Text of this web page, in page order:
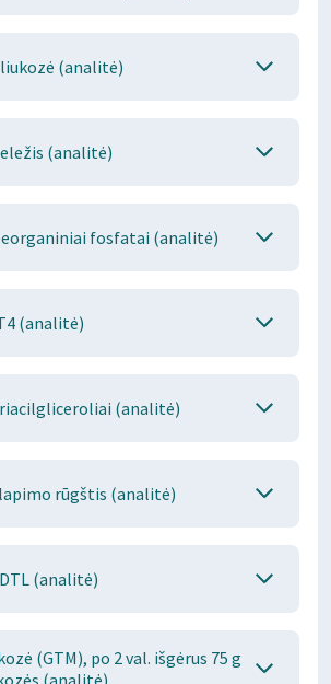
(analitė)
(analitė)
fosfatai (analitė)
(analitė)
(analitė)
rūgštis (analitė)
(analitė)
(GTM), po 2 val. išgėrus 75 g
(analitė)